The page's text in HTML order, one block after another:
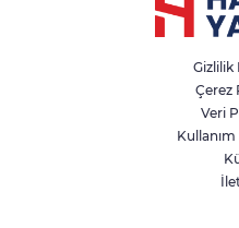
Gizlilik
Çerez
Veri